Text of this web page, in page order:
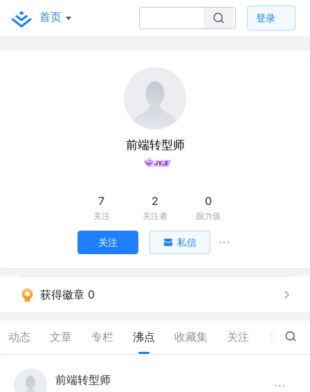
首页 登录
前端转型师
7
关注
2
关注者
0
掘力值
关注 私信
获得徽章 0
动态 文章 专栏 沸点 收藏集 关注 12
前端转型师